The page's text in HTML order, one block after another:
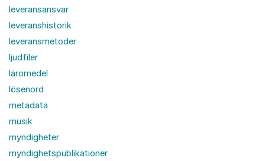
leveransansvar
leveranshistorik
leveransmetoder
ljudfiler
läromedel
lösenord
metadata
musik
myndigheter
myndighetspublikationer